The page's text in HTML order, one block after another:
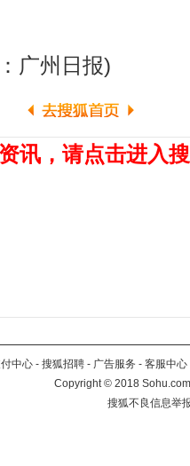
广州日报)
讯，请点击进入
中心 - 搜狐招聘 - 广告服务 - 客服中心
Copyright©2018
搜狐不良信息举